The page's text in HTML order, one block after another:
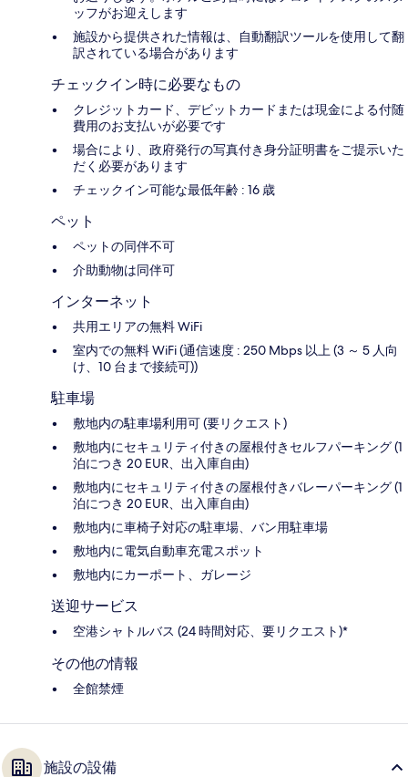
ッフがお迎えします
施設から提供された情報は、自動翻訳ツールを使用して翻
訳されている場合があります
チェックイン時に必要なもの
クレジットカード、デビットカードまたは現金による付随
費用のお支払いが必要です
場合により、政府発行の写真付き身分証明書をご提示いた
だく必要があります
チェックイン可能な最低年齢 : 16 歳
ペット
ペットの同伴不可
介助動物は同伴可
インターネット
共用エリアの無料 WiFi
室内での無料 WiFi (通信速度 : 250 Mbps 以上 (3 ～ 5 人向
け、10 台まで接続可))
駐車場
敷地内の駐車場利用可 (要リクエスト)
敷地内にセキュリティ付きの屋根付きセルフパーキング (1
泊につき 20 EUR、出入庫自由)
敷地内にセキュリティ付きの屋根付きバレーパーキング (1
泊につき 20 EUR、出入庫自由)
敷地内に車椅子対応の駐車場、バン用駐車場
敷地内に電気自動車充電スポット
敷地内にカーポート、ガレージ
送迎サービス
空港シャトルバス (24 時間対応、要リクエスト)*
その他の情報
全館禁煙
施設の設備